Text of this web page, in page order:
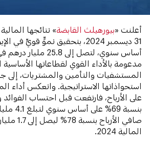
أعلنت «بيورهيلث القابضة» نتائجها
مدعومة بالأداء القوي لقطاعاتها
المستشفيات والتأمين والمشتريات، إلى
استحواذاتها الاستراتيجية. وانعكس أداء
على الأرباح، فارتفعت قبل احتساب الفوائد
بنسبة 69%
صافي الأرباح
المالية 2024.